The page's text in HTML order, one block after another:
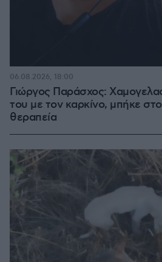
Γιώργος Παράσχος:
του με τον καρκίνο, μπήκε
θεραπεία
06.08.2026, 18:00